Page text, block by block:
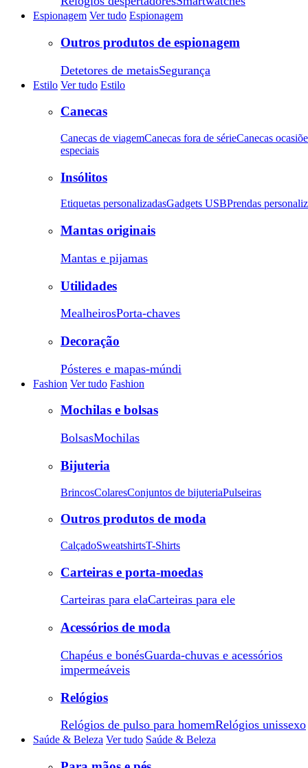
Espionagem Ver tudo Espionagem
Outros produtos de espionagem
Detetores de metaisSegurança
Estilo Ver tudo Estilo
Canecas
Canecas de viagemCanecas fora de sérieCanecas
especiais
Insólitos
Etiquetas personalizadasGadgets USBPrendas
Mantas originais
Mantas e pijamas
Utilidades
MealheirosPorta-chaves
Decoração
Pósteres e mapas-múndi
Fashion Ver tudo Fashion
Mochilas e bolsas
BolsasMochilas
Bijuteria
BrincosColaresConjuntos de bijuteriaPulseiras
Outros produtos de moda
CalçadoSweatshirtsT-Shirts
Carteiras e porta-moedas
Carteiras para elaCarteiras para ele
Acessórios de moda
Chapéus e bonésGuarda-chuvas e acessórios
impermeáveis
Relógios
Relógios de pulso para homemRelógios unissexo
Saúde & Beleza Ver tudo Saúde & Beleza